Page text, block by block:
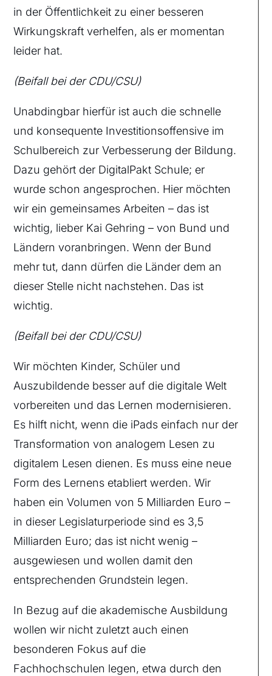
in der Öffentlichkeit zu einer besseren
Wirkungskraft verhelfen, als er momentan
leider hat.
(Beifall bei der CDU/CSU)
Unabdingbar hierfür ist auch die schnelle
und konsequente Investitionsoffensive im
Schulbereich zur Verbesserung der Bildung.
Dazu gehört der DigitalPakt Schule; er
wurde schon angesprochen. Hier möchten
wir ein gemeinsames Arbeiten – das ist
wichtig, lieber Kai Gehring – von Bund und
Ländern voranbringen. Wenn der Bund
mehr tut, dann dürfen die Länder dem an
dieser Stelle nicht nachstehen. Das ist
wichtig.
(Beifall bei der CDU/CSU)
Wir möchten Kinder, Schüler und
Auszubildende besser auf die digitale Welt
vorbereiten und das Lernen modernisieren.
Es hilft nicht, wenn die iPads einfach nur der
Transformation von analogem Lesen zu
digitalem Lesen dienen. Es muss eine neue
Form des Lernens etabliert werden. Wir
haben ein Volumen von 5 Milliarden Euro –
in dieser Legislaturperiode sind es 3,5
Milliarden Euro; das ist nicht wenig –
ausgewiesen und wollen damit den
entsprechenden Grundstein legen.
In Bezug auf die akademische Ausbildung
wollen wir nicht zuletzt auch einen
besonderen Fokus auf die
Fachhochschulen legen, etwa durch den